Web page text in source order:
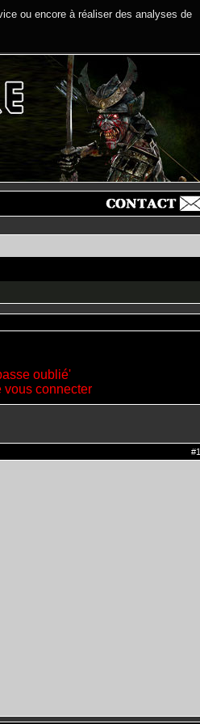
ou encore à réaliser des analyses de
oublié'
vous connecter
#1